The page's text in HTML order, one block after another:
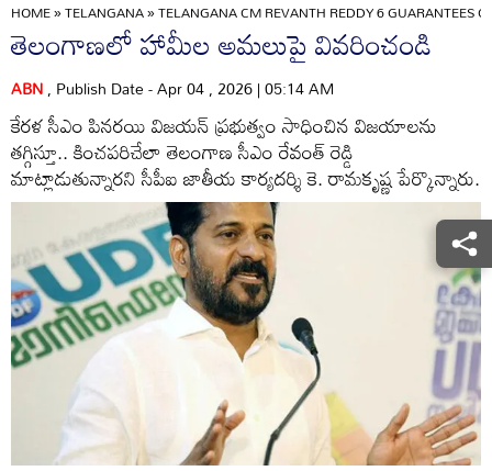
HOME»TELANGANA»TELANGANA CM REVANTH REDDY 6 GUARANTEES
తెలంగాణలో హామీల అమలుపై వివరించండి
ABN, Publish Date - Apr 04 , 2026 | 05:14 AM
కేరళ సీఎం పినరయి విజయన్‌ ప్రభుత్వం సాధించిన విజయాలను
తగ్గిస్తూ.. కించపరిచేలా తెలంగాణ సీఎం రేవంత్‌ రెడ్డి
మాట్లాడుతున్నారని సీపీఐ జాతీయ కార్యదర్శి కె. రామకృష్ణ పేర్కొన్నారు.